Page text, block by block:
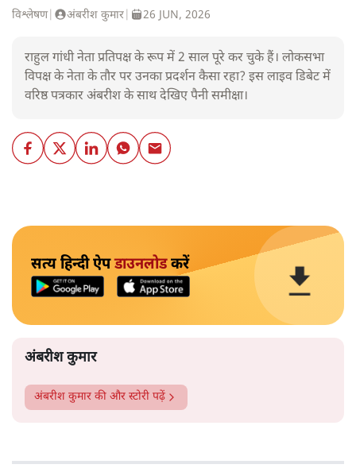
विश्लेषण| अंबरीश कुमार 26 JUN, 2026
राहुल गांधी नेता प्रतिपक्ष के रूप में 2 साल पूरे कर चुके हैं। लोकसभा
विपक्ष के नेता के तौर पर उनका प्रदर्शन कैसा रहा? इस लाइव डिबेट में
वरिष्ठ पत्रकार अंबरीश के साथ देखिए पैनी समीक्षा।
सत्य हिन्दी ऐपडाउनलोडकरें
अंबरीश कुमार
अंबरीश कुमार की और स्टोरी पढ़ें